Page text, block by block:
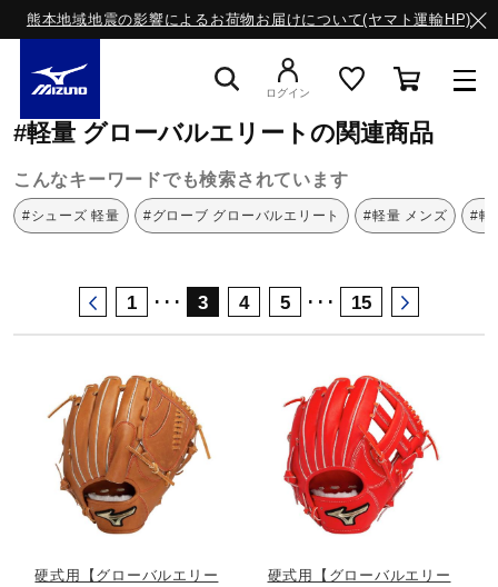
熊本地域地震の影響によるお荷物お届けについて(ヤマト運輸HP)
ライフスタイルウエア
ランニング
サッカー／フットサル
トレーニング
野球
ログイン
ミズノ公式オンライン グローバルエリート
#軽量 グローバルエリートの関連商品
こんなキーワードでも検索されています
#シューズ 軽量 #グローブ グローバルエリート #軽量 メンズ #軽
1 ･･･ 3 4 5 ･･･ 15
硬式用【グローバルエリー
硬式用【グローバルエリー